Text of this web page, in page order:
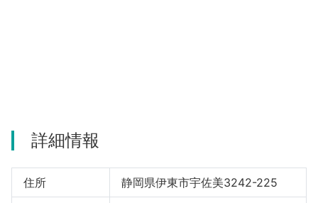
詳細情報
住所 静岡県伊東市宇佐美3242-225